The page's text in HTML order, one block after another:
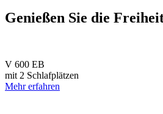
Genießen Sie die
V 600 EB
mit 2 Schlafplätzen
Mehr erfahren